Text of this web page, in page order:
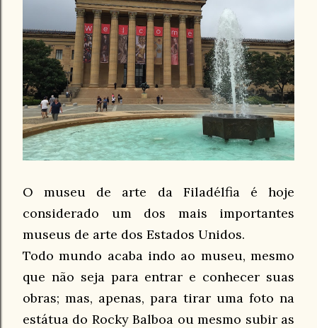
O museu de arte da Filadélfia é hoje
considerado um dos mais importantes
museus de arte dos Estados Unidos.
Todo mundo acaba indo ao museu, mesmo
que não seja para entrar e conhecer suas
obras; mas, apenas, para tirar uma foto na
estátua do Rocky Balboa ou mesmo subir as